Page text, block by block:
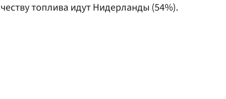
топлива идут Нидерланды (54%).